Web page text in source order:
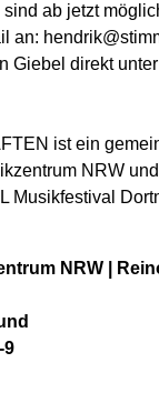
ab jetzt
an:
Giebel direkt
ist ein
NRW
Musikfestival
NRW |
9